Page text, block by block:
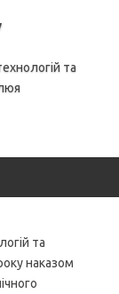
та
та
наказом